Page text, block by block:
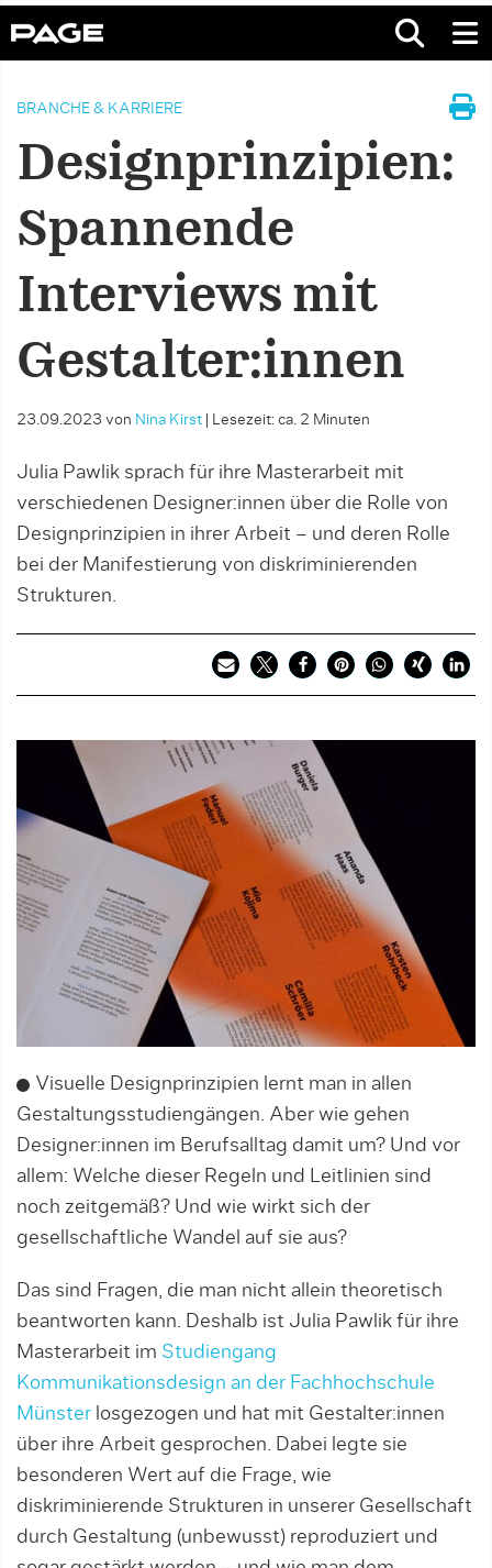
BRANCHE & KARRIERE
Designprinzipien:
Spannende
Interviews mit
Gestalter:innen
23.09.2023 von Nina Kirst Lesezeit: ca. 2 Minuten
Julia Pawlik sprach für ihre Masterarbeit mit
verschiedenen Designer:innen über die Rolle von
Designprinzipien in ihrer Arbeit – und deren Rolle
bei der Manifestierung von diskriminierenden
Strukturen.
Visuelle Designprinzipien lernt man in allen
Gestaltungsstudiengängen. Aber wie gehen
Designer:innen im Berufsalltag damit um? Und vor
allem: Welche dieser Regeln und Leitlinien sind
noch zeitgemäß? Und wie wirkt sich der
gesellschaftliche Wandel auf sie aus?
Das sind Fragen, die man nicht allein theoretisch
beantworten kann. Deshalb ist Julia Pawlik für ihre
Masterarbeit im Studiengang
Kommunikationsdesign an der Fachhochschule
Münster losge­zogen und hat mit Gestalter:innen
über ihre Arbeit gesprochen. Dabei legte sie
besonderen Wert auf die Frage, wie
diskriminierende Strukturen in unserer Gesellschaft
durch Gestaltung (unbewusst) reproduziert und